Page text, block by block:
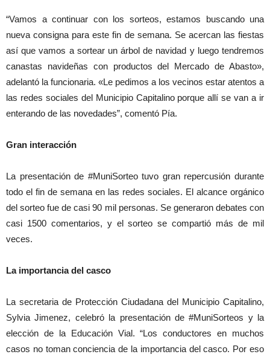
“Vamos a continuar con los sorteos, estamos buscando una
nueva consigna para este fin de semana. Se acercan las fiestas
así que vamos a sortear un árbol de navidad y luego tendremos
canastas navideñas con productos del Mercado de Abasto»,
adelantó la funcionaria. «Le pedimos a los vecinos estar atentos a
las redes sociales del Municipio Capitalino porque allí se van a ir
enterando de las novedades”, comentó Pía.
Gran interacción
La presentación de #MuniSorteo tuvo gran repercusión durante
todo el fin de semana en las redes sociales. El alcance orgánico
del sorteo fue de casi 90 mil personas. Se generaron debates con
casi 1500 comentarios, y el sorteo se compartió más de mil
veces.
La importancia del casco
La secretaria de Protección Ciudadana del Municipio Capitalino,
Sylvia Jimenez, celebró la presentación de #MuniSorteos y la
elección de la Educación Vial. “Los conductores en muchos
casos no toman conciencia de la importancia del casco. Por eso